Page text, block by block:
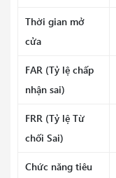
Thời gian mở
cửa
FAR (Tỷ lệ chấp
nhận sai)
FRR (Tỷ lệ Từ
chối Sai)
Chức năng tiêu